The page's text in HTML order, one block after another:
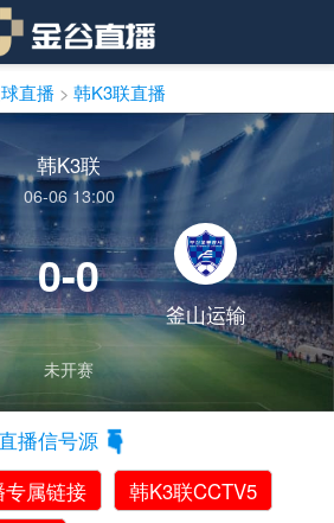
直播 > 韩K3联直播
韩K3联
06-06 13:00
0-0
釜山运输
未开赛
直播信号源
属链接
韩K3联CCTV5